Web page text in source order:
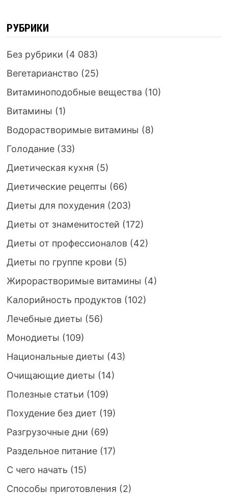
РУБРИКИ
Без рубрики (4 083)
Вегетарианство (25)
Витаминоподобные вещества (10)
Витамины (1)
Водорастворимые витамины (8)
Голодание(33)
Диетическая кухня (5)
Диетические рецепты (66)
Диеты для похудения (203)
Диеты от знаменитостей (172)
Диеты от профессионалов(42)
Диеты по группе крови (5)
Жирорастворимые витамины (4)
Калорийность продуктов(102)
Лечебные диеты (56)
Монодиеты (109)
Национальные диеты (43)
Очищающие диеты (14)
Полезные статьи (109)
Похудение без диет (19)
Разгрузочные дни (69)
Раздельное питание(17)
С чего начать (15)
Способы приготовления (2)